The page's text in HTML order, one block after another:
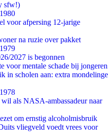
sfw!)
voor afpersing 12-jarige
na ruzie over pakket
2027 is begonnen
voor mentale schade bij jongeren
in scholen aan: extra mondelinge
als NASA-ambassadeur naar
om ernstig alcoholmisbruik
vliegveld voedt vrees voor